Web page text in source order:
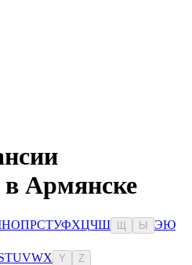
в Армянске
НОПРСТУФХЦЧШ Ы ЭЮ
TUVWX Y Z